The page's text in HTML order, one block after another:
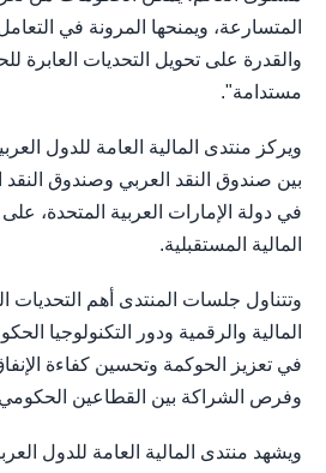
المتسارعة، ويمنحها المرونة في
والقدرة على تحويل التحديات العابرة
مستدامة".
ويركز منتدى المالية العامة للدول
بين صندوق النقد العربي وصندوق النقد
في دولة الإمارات العربية المتحدة،
المالية المستقبلية.
وتتناول جلسات المنتدى أهم التحديات
المالية والرقمية ودور التكنولوجيا
في تعزيز الحوكمة وتحسين كفاءة
وفرص الشراكة بين القطاعين
ويشهد منتدى المالية العامة للدول